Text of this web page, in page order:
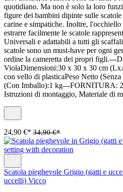
quotidiano. Ma non è solo la loro
figure dei bambini dipinte sulle
carine e simpatiche. Inoltre,
estrarre facilmente le scatole
Universali e adattabili a tutti gli
scatole sono un must-have per ogni
ordine la cameretta dei propri figli.---
ViolaDimensioni:30 x 30 x 30 cm
con vello di plasticaPeso Netto
(Con Imballo):1 kg---FORNITURA:
Istruzioni di montaggio, Materiale di
24,90 €* 34,90 €*
Scatola pieghevole Grigio (gatti e
uccelli) Vicco